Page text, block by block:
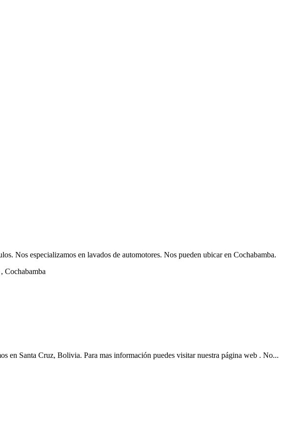
Nos especializamos en lavados de automotores. Nos pueden ubicar en Cochabamba.
, Cochabamba
en Santa Cruz, Bolivia. Para mas información puedes visitar nuestra página web . No...